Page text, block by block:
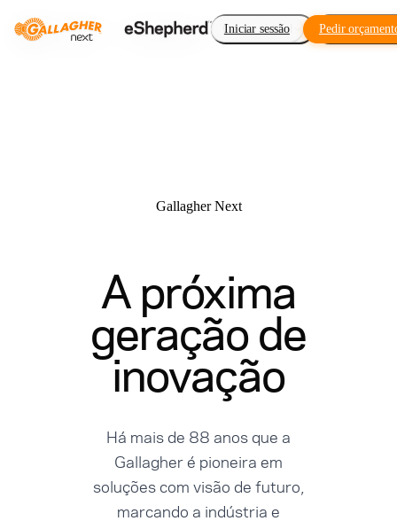
Cerca virtual
Iniciar sessão Pedir
Gallagher Next
A próxima
geração de
inovação
Há mais de 88 anos que a
Gallagher é pioneira em
soluções com visão de futuro,
marcando a indústria e